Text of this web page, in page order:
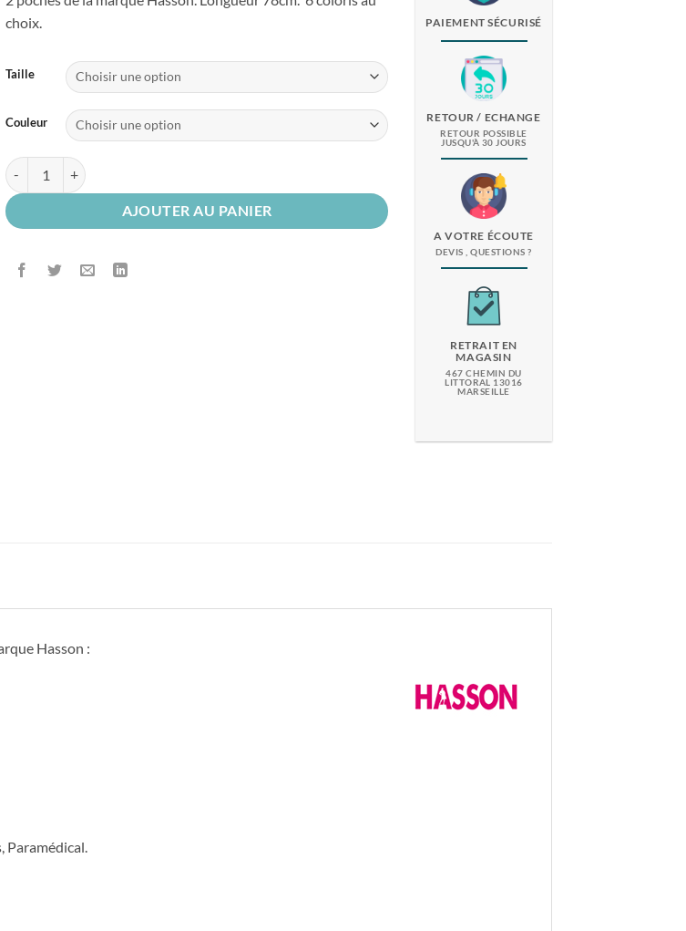
choix.
Taille
Couleur
quantité de Passe-couloir en Polaire Mixte - 6 Coloris
AJOUTER AU PANIER
PAIEMENT SÉCURISÉ
RETOUR / ECHANGE
RETOUR POSSIBLE
JUSQU'À 30 JOURS
A VOTRE ÉCOUTE
DEVIS , QUESTIONS ?
RETRAIT EN
MAGASIN
467 CHEMIN DU
LITTORAL 13016
MARSEILLE
Hasson :
Paramédical.